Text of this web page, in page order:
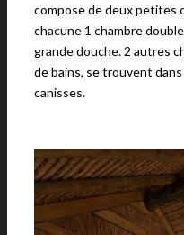
compose de deux petites
chacune 1 chambre
grande douche. 2 autres
de bains, se trouvent
canisses.